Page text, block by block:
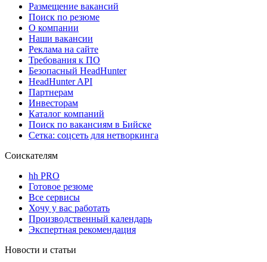
Размещение вакансий
Поиск по резюме
О компании
Наши вакансии
Реклама на сайте
Требования к ПО
Безопасный HeadHunter
HeadHunter API
Партнерам
Инвесторам
Каталог компаний
Поиск по вакансиям в Бийске
Сетка: соцсеть для нетворкинга
Соискателям
hh PRO
Готовое резюме
Все сервисы
Хочу у вас работать
Производственный календарь
Экспертная рекомендация
Новости и статьи